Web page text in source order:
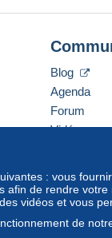
: vous
de rendre
vidéos et vous
de
Blog
Agenda
Forum
Vidéos
Mode